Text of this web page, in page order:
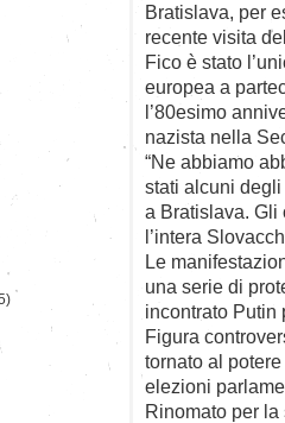
Bratislava, per
recente visita
Fico è stato
europea a
l’80esimo
nazista nella
“Ne abbiamo
stati alcuni
a Bratislava. Gli
l’intera
Le
una serie di
incontrato Putin
Figura
tornato al
elezioni
Rinomato per